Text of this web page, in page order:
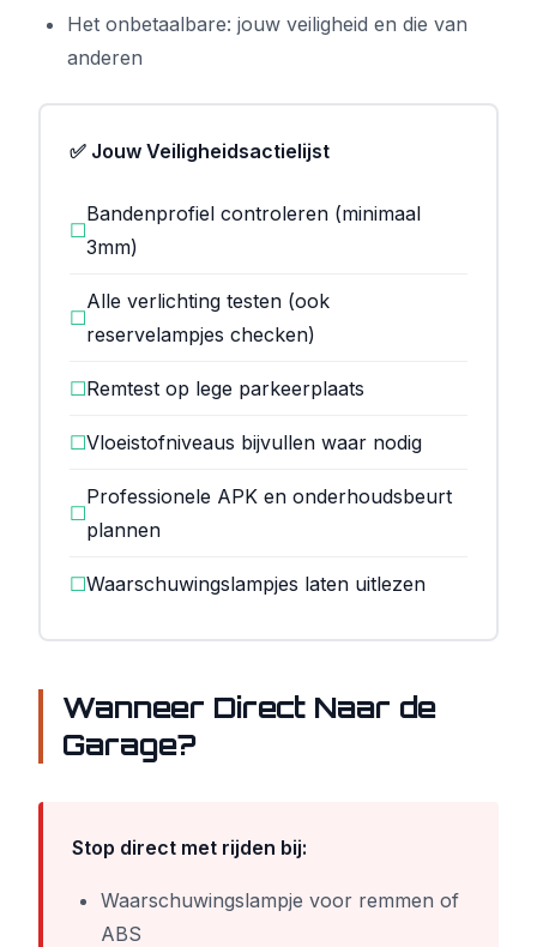
Het onbetaalbare: jouw veiligheid en die van
anderen
✅ Jouw Veiligheidsactielijst
☐
Bandenprofiel controleren (minimaal
3mm)
☐
Alle verlichting testen (ook
reservelampjes checken)
☐Remtest op lege parkeerplaats
☐Vloeistofniveaus bijvullen waar nodig
☐
Professionele APK en onderhoudsbeurt
plannen
☐Waarschuwingslampjes laten uitlezen
Wanneer Direct Naar de
Garage?
Stop direct met rijden bij:
Waarschuwingslampje voor remmen of
ABS